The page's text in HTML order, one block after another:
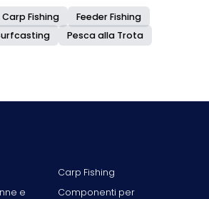
Carp Fishing
Feeder Fishing
Pesca alla Trota
Carp Fishing
e
Componenti per